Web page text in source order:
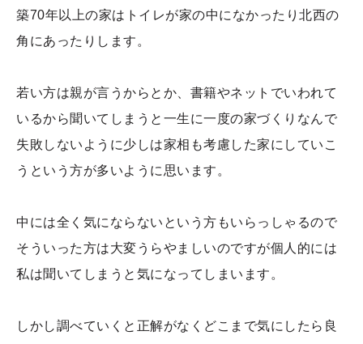
築70年以上の家はトイレが家の中になかったり北西の
角にあったりします。
若い方は親が言うからとか、書籍やネットでいわれて
いるから聞いてしまうと一生に一度の家づくりなんで
失敗しないように少しは家相も考慮した家にしていこ
うという方が多いように思います。
中には全く気にならないという方もいらっしゃるので
そういった方は大変うらやましいのですが個人的には
私は聞いてしまうと気になってしまいます。
しかし調べていくと正解がなくどこまで気にしたら良